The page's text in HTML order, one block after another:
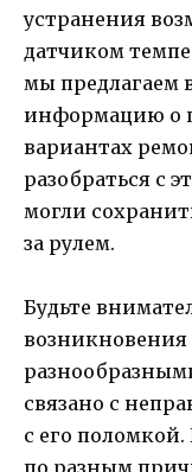
устранения
датчиком
мы предлагаем
информацию о
вариантах
разобраться с
могли
за рулем.
Будьте
связано с
с его
по разным